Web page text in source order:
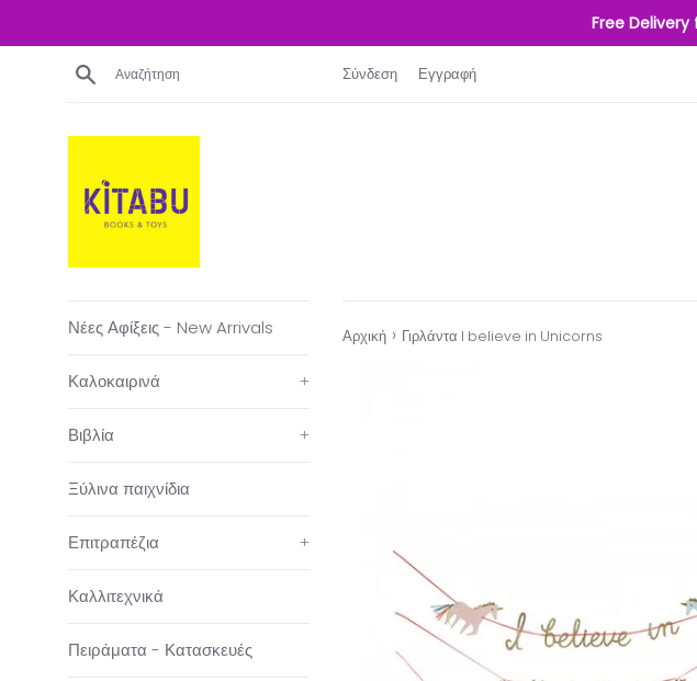
περιεχόμενο
Free
Αναζήτηση Σύνδεση Εγγραφή
Νέες Αφίξεις - New Arrivals
Καλοκαιρινά +
Βιβλία +
Ξύλινα παιχνίδια
Επιτραπέζια +
Καλλιτεχνικά
Πειράματα - Κατασκευές
Αρχική › Γιρλάντα I believe in Unicorns